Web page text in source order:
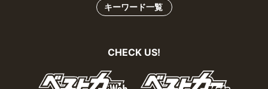
キーワード一覧
CHECK US!